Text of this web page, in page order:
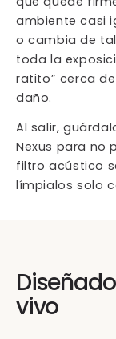
ambiente casi
o cambia de
toda la
ratito” cerca
daño.
Al salir,
Nexus para no
filtro acústico
límpialos solo
vivo